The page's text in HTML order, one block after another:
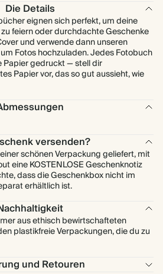
Die Details
eignen sich perfekt, um deine
feiern oder durchdachte Geschenke
und verwende dann unseren
Fotos hochzuladen. Jedes Fotobuch
Papier gedruckt — stell dir
Papier vor, das so gut aussieht, wie
versenden?
schönen Verpackung geliefert, mit
eine KOSTENLOSE Geschenknotiz
dass die Geschenkbox nicht im
erhältlich ist.
aus ethisch bewirtschafteten
plastikfreie Verpackungen, die du zu
und Retouren